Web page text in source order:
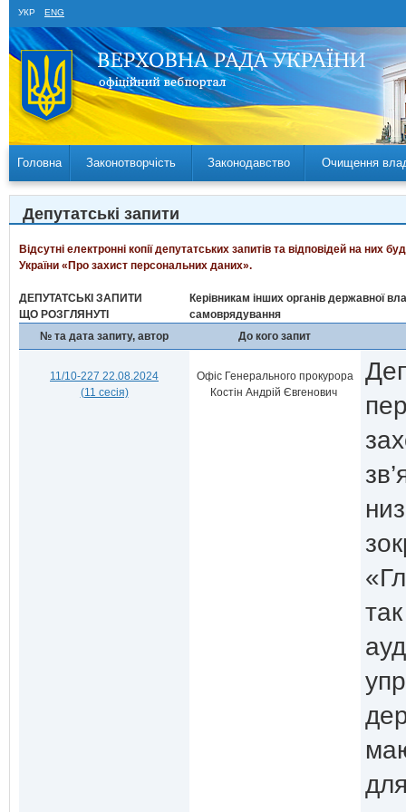
УКР ENG
Головна Законотворчість Законодавство Очищення
Депутатські запити
Відсутні електронні копії депутатських запитів та відповідей на
України «Про захист персональних даних».
ДЕПУТАТСЬКІ ЗАПИТИ
ЩО РОЗГЛЯНУТІ
Керівникам інших органів державної
самоврядування
№ та дата запиту, автор
До кого запит
11/10-227 22.08.2024
(11 сесія)
Офіс Генерального прокурора
Костін Андрій Євгенович